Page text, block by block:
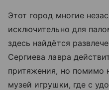
Этот город многие
исключительно для
здесь найдётся
Сергиева лавра
притяжения, но помимо
музей игрушки, где с